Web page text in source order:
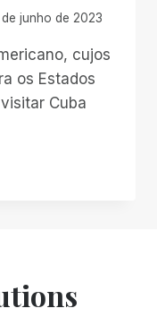
de junho de 2023
cujos
os Estados
Cuba